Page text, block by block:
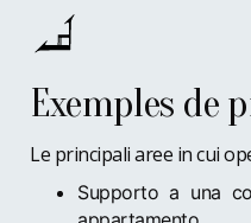
Exemples de
Le principali aree in cui
Supporto a una